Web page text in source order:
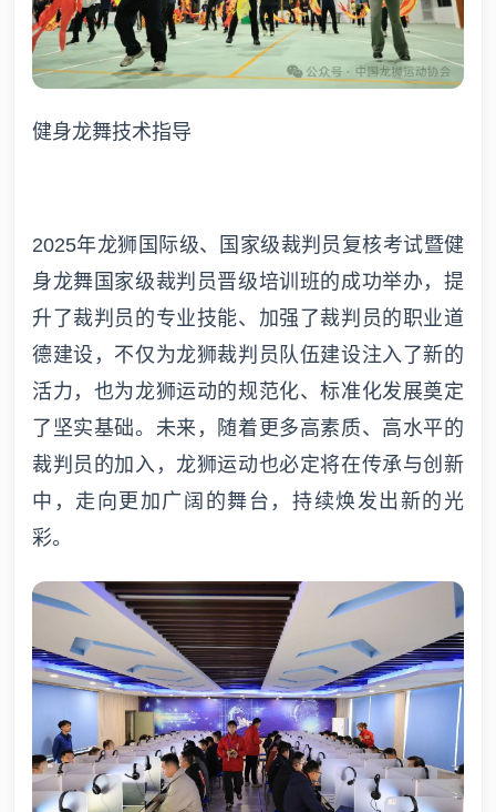
健身龙舞技术指导
2025年龙狮国际级、国家级裁判员复核考试暨健
身龙舞国家级裁判员晋级培训班的成功举办，提
升了裁判员的专业技能、加强了裁判员的职业道
德建设，不仅为龙狮裁判员队伍建设注入了新的
活力，也为龙狮运动的规范化、标准化发展奠定
了坚实基础。未来，随着更多高素质、高水平的
裁判员的加入，龙狮运动也必定将在传承与创新
中，走向更加广阔的舞台，持续焕发出新的光
彩。